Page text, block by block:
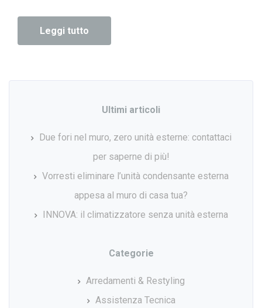
Leggi tutto
Ultimi articoli
Due fori nel muro, zero unità esterne: contattaci
per saperne di più!
Vorresti eliminare l’unità condensante esterna
appesa al muro di casa tua?
INNOVA: il climatizzatore senza unità esterna
Categorie
Arredamenti & Restyling
Assistenza Tecnica